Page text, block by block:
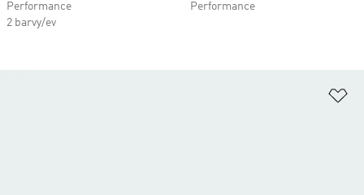
Performance
2 barvy/ev
Performance